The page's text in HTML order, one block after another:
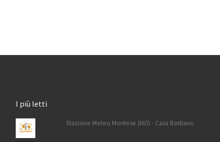
I più letti
Stazione Meteo Montese (MO) - Casa Bastiano